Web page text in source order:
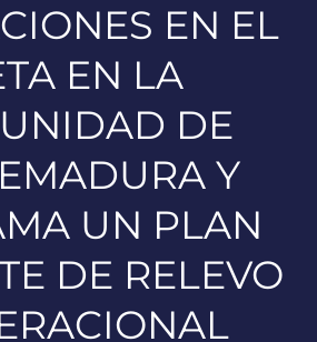
EN EL
EN LA
DE
Y
UN PLAN
DE RELEVO